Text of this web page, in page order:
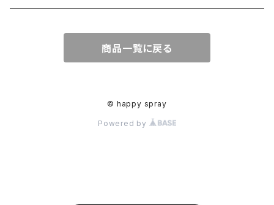
メガネストラップ
商品一覧に戻る
© happy spray
Powered by